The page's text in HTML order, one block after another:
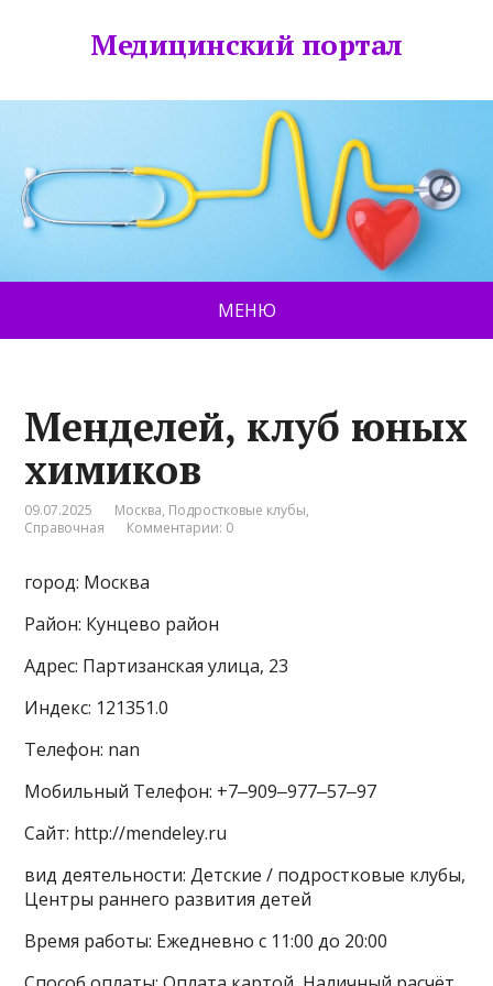
Медицинский портал
МЕНЮ
Менделей, клуб юных
химиков
09.07.2025 Москва, Подростковые клубы,
Справочная
Комментарии: 0
город: Москва
Район: Кунцево район
Адрес: Партизанская улица, 23
Индекс: 121351.0
Телефон: nan
Мобильный Телефон: +7‒909‒977‒57‒97
Сайт: http://mendeley.ru
вид деятельности: Детские / подростковые клубы,
Центры раннего развития детей
Время работы: Ежедневно с 11:00 до 20:00